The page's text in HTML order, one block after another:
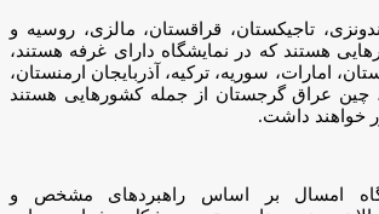
تاجیکستان، قراقستان، مالزی، روسیه و
هستند که در نمایشگاه دارای غرفه هستند،
امارات، سوریه، ترکیه، آذربایجان ارمنستان،
چین عراق گرجستان از جمله کشور‌هایی هستند
خواهند داشت.
امسال بر اساس راهبرد‌های مشخص و